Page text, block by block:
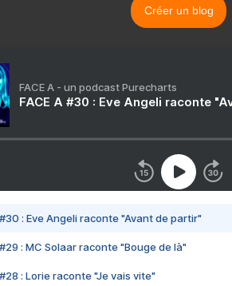
Créer un blog
FACE A - un podcast Purecharts
FACE A #30 : Eve Angeli raconte
#30 : Eve Angeli raconte "Avant de partir"
#29 : MC Solaar raconte "Bouge de là"
#28 : Lorie raconte "Je vais vite"